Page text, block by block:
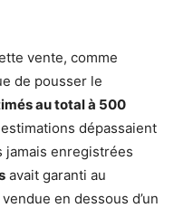
vente, comme
de pousser le
au total à 500
dépassaient
jamais enregistrées
avait garanti au
en dessous d’un